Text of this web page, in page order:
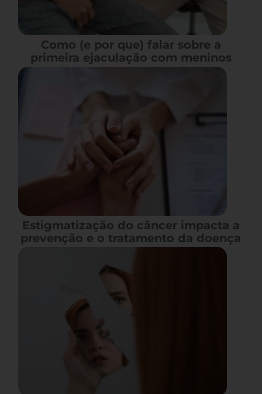
Como (e por que) falar sobre a
primeira ejaculação com meninos
Estigmatização do câncer impacta a
prevenção e o tratamento da doença